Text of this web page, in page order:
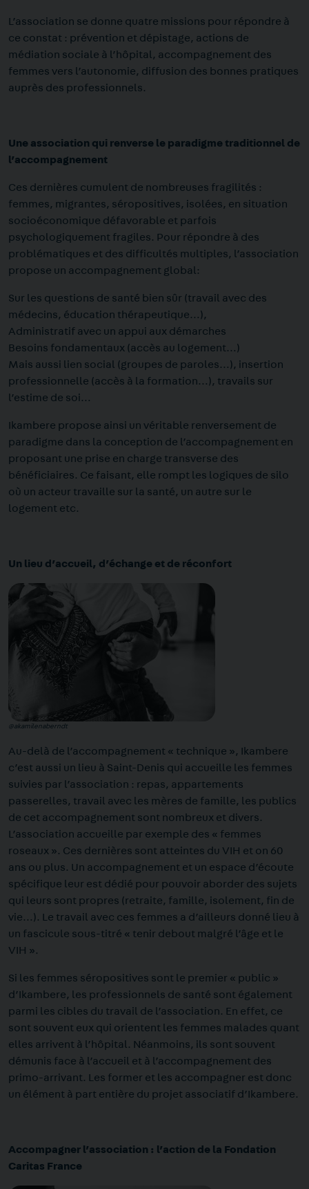
L’association se donne quatre missions pour répondre à
ce constat : prévention et dépistage, actions de
médiation sociale à l’hôpital, accompagnement des
femmes vers l’autonomie, diffusion des bonnes pratiques
auprès des professionnels.
Une association qui renverse le paradigme traditionnel de
l’accompagnement
Ces dernières cumulent de nombreuses fragilités :
femmes, migrantes, séropositives, isolées, en situation
socioéconomique défavorable et parfois
psychologiquement fragiles. Pour répondre à des
problématiques et des difficultés multiples, l’association
propose un accompagnement global:
Sur les questions de santé bien sûr (travail avec des
médecins, éducation thérapeutique…),
Administratif avec un appui aux démarches
Besoins fondamentaux (accès au logement…)
Mais aussi lien social (groupes de paroles…), insertion
professionnelle (accès à la formation…), travails sur
l’estime de soi…
Ikambere propose ainsi un véritable renversement de
paradigme dans la conception de l’accompagnement en
proposant une prise en charge transverse des
bénéficiaires. Ce faisant, elle rompt les logiques de silo
où un acteur travaille sur la santé, un autre sur le
logement etc.
Un lieu d’accueil, d’échange et de réconfort
@akamilenaberndt
Au-delà de l’accompagnement « technique », Ikambere
c’est aussi un lieu à Saint-Denis qui accueille les femmes
suivies par l’association : repas, appartements
passerelles, travail avec les mères de famille, les publics
de cet accompagnement sont nombreux et divers.
L’association accueille par exemple des « femmes
roseaux ». Ces dernières sont atteintes du VIH et on 60
ans ou plus. Un accompagnement et un espace d’écoute
spécifique leur est dédié pour pouvoir aborder des sujets
qui leurs sont propres (retraite, famille, isolement, fin de
vie…). Le travail avec ces femmes a d’ailleurs donné lieu à
un fascicule sous-titré « tenir debout malgré l’âge et le
VIH ».
Si les femmes séropositives sont le premier « public »
d’Ikambere, les professionnels de santé sont également
parmi les cibles du travail de l’association. En effet, ce
sont souvent eux qui orientent les femmes malades quant
elles arrivent à l’hôpital. Néanmoins, ils sont souvent
démunis face à l’accueil et à l’accompagnement des
primo-arrivant. Les former et les accompagner est donc
un élément à part entière du projet associatif d’Ikambere.
Accompagner l’association : l’action de la Fondation
Caritas France